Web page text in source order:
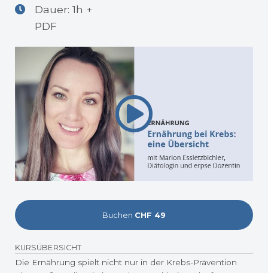
Dauer: 1h +
PDF
Buchen CHF 49
KURSÜBERSICHT
Die Ernährung spielt nicht nur in der Krebs-Prävention